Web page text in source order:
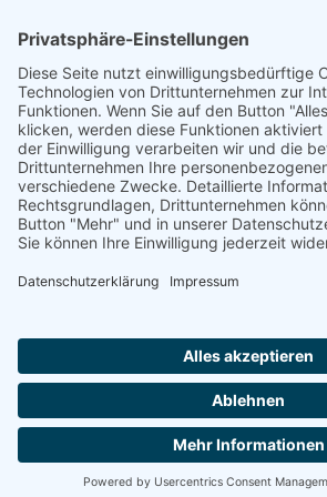
Footer
Cookie-Einstellungen Datenschutz
intern
by